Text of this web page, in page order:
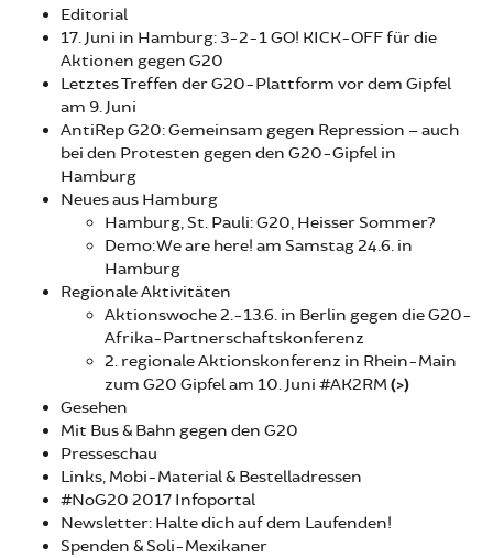
Editorial
17. Juni in Hamburg: 3-2-1 GO! KICK-OFF für die
Aktionen gegen G20
Letztes Treffen der G20-Plattform vor dem Gipfel
am 9. Juni
AntiRep G20: Gemeinsam gegen Repression – auch
bei den Protesten gegen den G20-Gipfel in
Hamburg
Neues aus Hamburg
Hamburg, St. Pauli: G20, Heisser Sommer?
Demo: We are here! am Samstag 24.6. in
Hamburg
Regionale Aktivitäten
Aktionswoche 2.-13.6. in Berlin gegen die G20-
Afrika-Partnerschaftskonferenz
2. regionale Aktionskonferenz in Rhein-Main
zum G20 Gipfel am 10. Juni #AK2RM (>)
Gesehen
Mit Bus & Bahn gegen den G20
Presseschau
Links, Mobi-Material & Bestelladressen
#NoG20 2017 Infoportal
Newsletter: Halte dich auf dem Laufenden!
Spenden & Soli-Mexikaner